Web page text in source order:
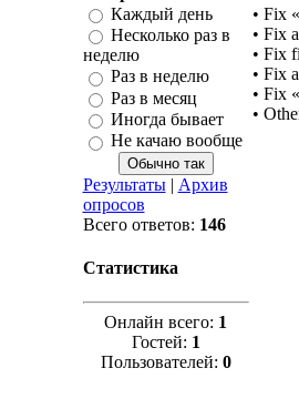
Каждый день
Несколько раз в
неделю
Раз в неделю
Раз в месяц
Иногда бывает
Не качаю вообще
Результаты| Архив
опросов
Всего ответов: 146
Статистика
Онлайн всего: 1
Гостей: 1
Пользователей: 0
• Fix
• Fix
• Fix
• Fix
• Fix
•